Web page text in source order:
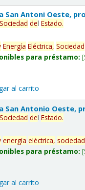
Antoni Oeste,
Sociedad delEstado.
Energía Eléctrica, Sociedad
para préstamo:
al carrito
Antonio Oeste,
Sociedad delEstado.
energía eléctrica, sociedad
para préstamo:
al carrito